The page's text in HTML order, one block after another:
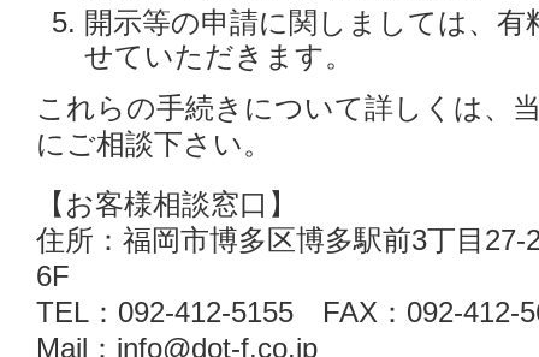
開示等の申請に関しましては、有
せていただきます。
これらの手続きについて詳しくは、
にご相談下さい。
【お客様相談窓口】
住所：福岡市博多区博多駅前3丁目
6F
TEL：092-412-5155 FAX：092-412-
Mail：info@dot-f.co.jp